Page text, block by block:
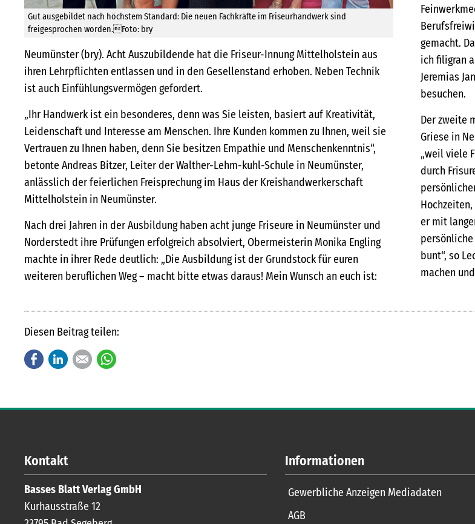
Gut ausgebildet nach höchstem Standard: Die neuen Fachkräfte im Friseurhandwerk sind
freigesprochen worden.Foto: bry
Neumünster (bry). Acht Auszubildende hat die Friseur-Innung Mittelholstein aus
ihren Lehrpflichten entlassen und in den Gesellenstand erhoben. Neben Technik
ist auch Einfühlungsvermögen gefordert.
„Ihr Handwerk ist ein besonderes, denn was Sie leisten, basiert auf Kreativität,
Leidenschaft und Interesse am Menschen. Ihre Kunden kommen zu Ihnen, weil sie
Vertrauen zu Ihnen haben, denn Sie besitzen Empathie und Menschenkenntnis“,
betonte Andreas Bitzer, Leiter der Walther-Lehm-kuhl-Schule in Neumünster,
anlässlich der feierlichen Freisprechung im Haus der Kreishandwerkerschaft
Mittelholstein in Neumünster.
Nach drei Jahren in der Ausbildung haben acht junge Friseure in Neumünster und
Norderstedt ihre Prüfungen erfolgreich absolviert, Obermeisterin Monika Engling
machte in ihrer Rede deutlich: „Die Ausbildung ist der Grundstock für euren
weiteren beruflichen Weg – macht bitte etwas daraus! Mein Wunsch an euch ist:
gemacht.
ich filigran
Jeremias
besuchen.
Der zweite
Griese in
„weil viele
durch
er mit
persönliche
bunt“, so
machen
Diesen Beitrag teilen:
FacebookLinkedInE-mail
Kontakt
Basses Blatt Verlag GmbH
Kurhausstraße 12
Informationen
Gewerbliche Anzeigen Mediadaten
AGB